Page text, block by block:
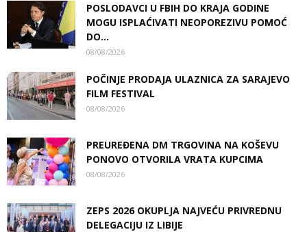
POSLODAVCI U FBIH DO KRAJA GODINE
MOGU ISPLAĆIVATI NEOPOREZIVU POMOĆ
DO...
08/08/2026
POČINJE PRODAJA ULAZNICA ZA SARAJEVO
FILM FESTIVAL
08/08/2026
PREUREĐENA DM TRGOVINA NA KOŠEVU
PONOVO OTVORILA VRATA KUPCIMA
08/08/2026
ZEPS 2026 OKUPLJA NAJVEĆU PRIVREDNU
DELEGACIJU IZ LIBIJE